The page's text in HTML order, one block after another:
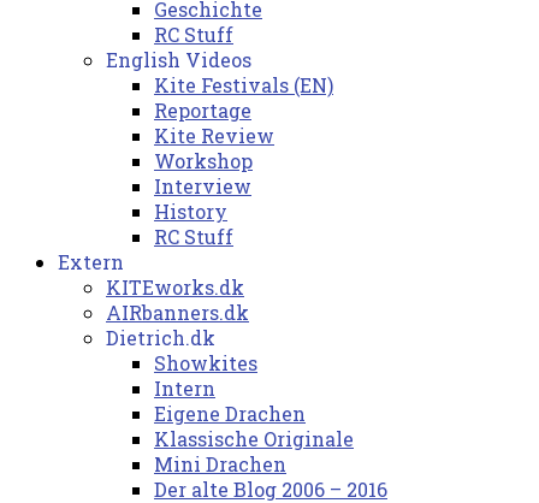
Geschichte
RC Stuff
English Videos
Kite Festivals (EN)
Reportage
Kite Review
Workshop
Interview
History
RC Stuff
Extern
KITEworks.dk
AIRbanners.dk
Dietrich.dk
Showkites
Intern
Eigene Drachen
Klassische Originale
Mini Drachen
Der alte Blog 2006 – 2016